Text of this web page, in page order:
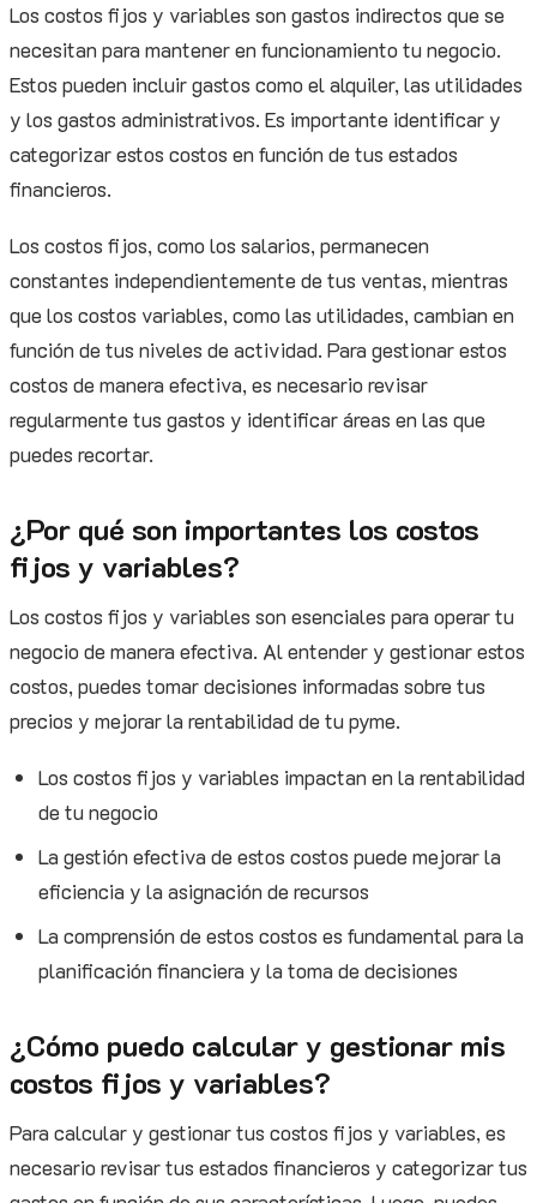
Los costos fijos y variables son gastos indirectos que se
necesitan para mantener en funcionamiento tu negocio.
Estos pueden incluir gastos como el alquiler, las utilidades
y los gastos administrativos. Es importante identificar y
categorizar estos costos en función de tus estados
financieros.
Los costos fijos, como los salarios, permanecen
constantes independientemente de tus ventas, mientras
que los costos variables, como las utilidades, cambian en
función de tus niveles de actividad. Para gestionar estos
costos de manera efectiva, es necesario revisar
regularmente tus gastos y identificar áreas en las que
puedes recortar.
¿Por qué son importantes los costos
fijos y variables?
Los costos fijos y variables son esenciales para operar tu
negocio de manera efectiva. Al entender y gestionar estos
costos, puedes tomar decisiones informadas sobre tus
precios y mejorar la rentabilidad de tu pyme.
Los costos fijos y variables impactan en la rentabilidad
de tu negocio
La gestión efectiva de estos costos puede mejorar la
eficiencia y la asignación de recursos
La comprensión de estos costos es fundamental para la
planificación financiera y la toma de decisiones
¿Cómo puedo calcular y gestionar mis
costos fijos y variables?
Para calcular y gestionar tus costos fijos y variables, es
necesario revisar tus estados financieros y categorizar tus